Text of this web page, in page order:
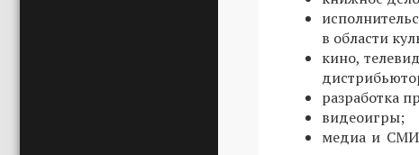
в области
кино,
разработка
видеоигры;
медиа и СМИ